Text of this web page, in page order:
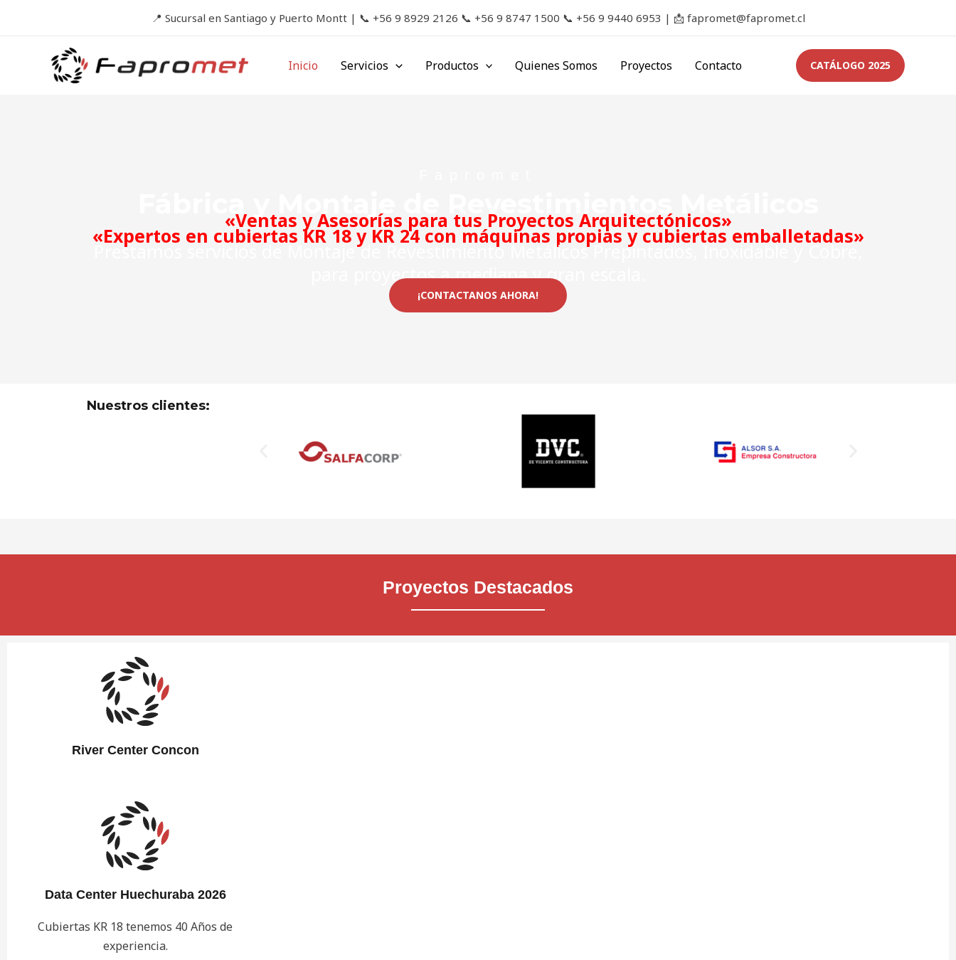
📍 Sucursal en Santiago y Puerto Montt | 📞 +56 9 8929 2126 📞 +56 9 8747 1500 📞 +56 9 9440 6953 | 📩 fapromet@fapromet.cl
Inicio Servicios Productos Quienes Somos Proyectos Contacto CATÁLOGO 2025
«Ventas y Asesorías para tus Proyectos Arquitectónicos»
«Expertos en cubiertas KR 18 y KR 24 con máquinas propias y cubiertas emballetadas»
Prestamos servicios de Montaje de Revestimiento Metálicos Prepintados, Inoxidable y Cobre,
para proyectos a mediana y gran escala.
¡CONTACTANOS AHORA!
Nuestros clientes:
Proyectos Destacados
River Center Concon
Data Center Huechuraba 2026
Cubiertas KR 18 tenemos 40 Años de
experiencia.